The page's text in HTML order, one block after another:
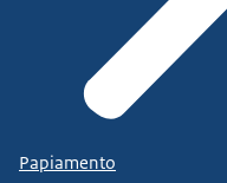
Papiamento